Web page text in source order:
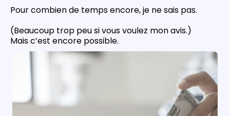
Pour combien de temps encore, je ne sais pas.
(Beaucoup trop peu si vous voulez mon avis.)
Mais c’est encore possible.